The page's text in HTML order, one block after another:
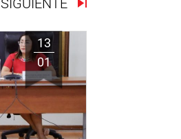
SIGUIENTE
13
01